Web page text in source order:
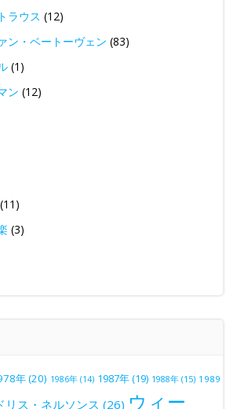
ラウス (12)
ン・ベートーヴェン (83)
(1)
ン (12)
(11)
(3)
年(20) 1986年 (14) 1987年(19) 1988年 (15) 1989
リス・ネルソンス (26) ウィー